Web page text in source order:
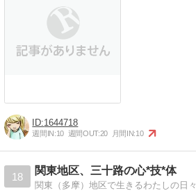
1644718
週間IN:10 週間OUT:20 月間IN:10
18
関東地区、三十路の心*技*体
関東（多摩）地区で生きるわたしの日々